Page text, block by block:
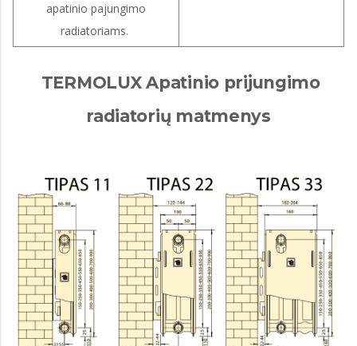
apatinio pajungimo
radiatoriams.
TERMOLUX Apatinio prijungimo
radiatorių matmenys